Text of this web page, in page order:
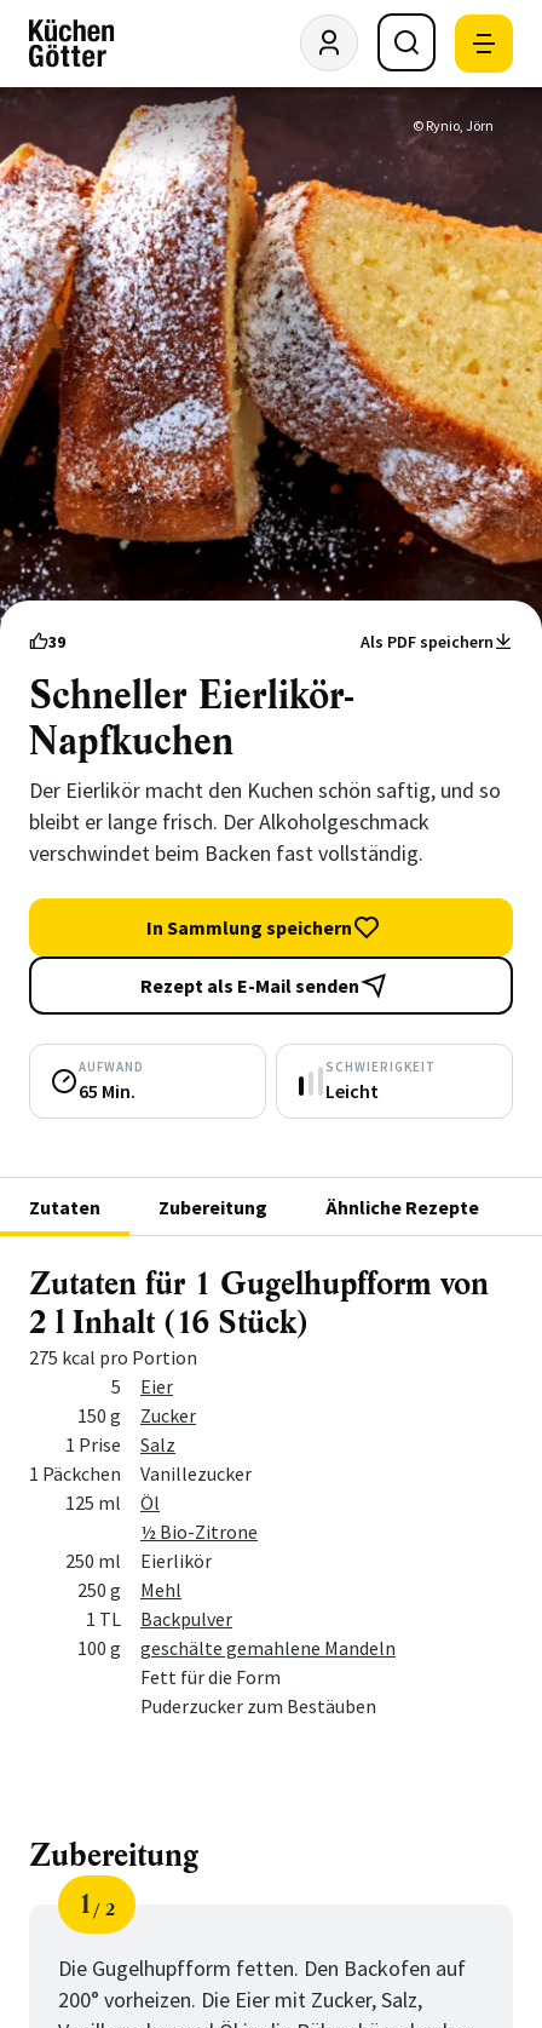
© Rynio, Jörn
39 Als PDF speichern
Schneller Eierlikör-
Napfkuchen
Der Eierlikör macht den Kuchen schön saftig, und so
bleibt er lange frisch. Der Alkoholgeschmack
verschwindet beim Backen fast vollständig.
In Sammlung speichern
Rezept als E-Mail senden
AUFWAND
65 Min.
SCHWIERIGKEIT
Leicht
Zutaten Zubereitung Ähnliche Rezepte
Zutaten für 1 Gugelhupfform von
2 l Inhalt (16 Stück)
275 kcal pro Portion
Zutat
5
Eier
150 g
Zucker
1 Prise
Salz
1 Päckchen
Vanillezucker
125 ml
Öl
½ Bio-Zitrone
250 ml
Eierlikör
250 g
Mehl
1 TL
Backpulver
100 g
geschälte gemahlene Mandeln
Fett für die Form
Puderzucker zum Bestäuben
Zubereitung
Schritt
1
von
2
Die Gugelhupfform fetten. Den Backofen auf
200° vorheizen. Die Eier mit Zucker, Salz,